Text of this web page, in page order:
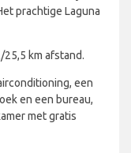
prachtige Laguna
km afstand.
een
en een bureau,
met gratis